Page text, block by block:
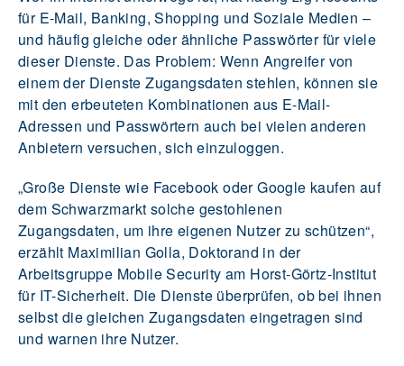
für E-Mail, Banking, Shopping und Soziale Medien –
und häufig gleiche oder ähnliche Passwörter für viele
dieser Dienste. Das Problem: Wenn Angreifer von
einem der Dienste Zugangsdaten stehlen, können sie
mit den erbeuteten Kombinationen aus E-Mail-
Adressen und Passwörtern auch bei vielen anderen
Anbietern versuchen, sich einzuloggen.
„Große Dienste wie Facebook oder Google kaufen auf
dem Schwarzmarkt solche gestohlenen
Zugangsdaten, um ihre eigenen Nutzer zu schützen“,
erzählt Maximilian Golla, Doktorand in der
Arbeitsgruppe Mobile Security am Horst-Görtz-Institut
für IT-Sicherheit. Die Dienste überprüfen, ob bei ihnen
selbst die gleichen Zugangsdaten eingetragen sind
und warnen ihre Nutzer.